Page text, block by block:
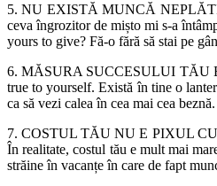
5. NU EXISTĂ MUNCĂ
ceva îngrozitor de mișto mi s-a
yours to give? Fă-o fără să stai pe
6. MĂSURA SUCCESULUI TĂU
true to yourself. Există în tine o
ca să vezi calea în cea mai cea beznă.
7. COSTUL TĂU NU E PIXUL CU
În realitate, costul tău e mult mai
străine în vacanțe în care de fapt